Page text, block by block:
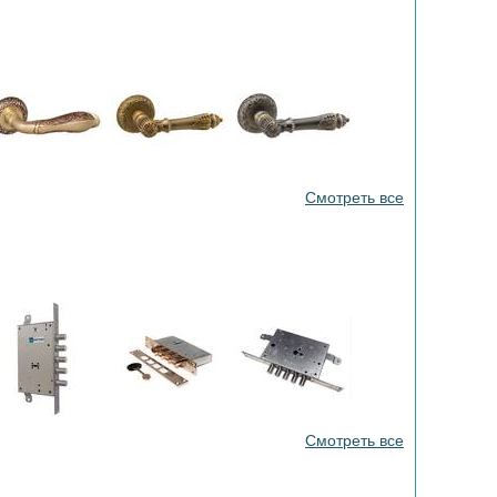
Смотреть все
Смотреть все